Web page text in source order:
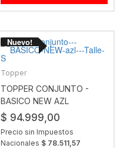
Topper
TOPPER CONJUNTO -
BASICO NEW AZL
$ 94.999,00
Precio sin Impuestos
Nacionales $ 78.511,57